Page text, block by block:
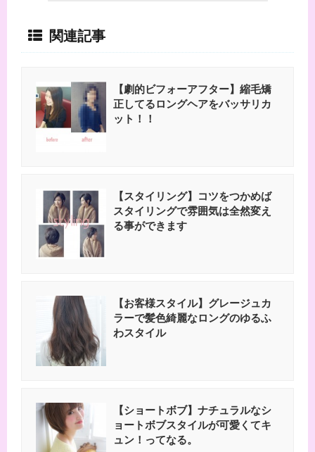
関連記事
【劇的ビフォーアフター】縮毛矯
正してるロングヘアをバッサリカ
ット！！
【スタイリング】コツをつかめば
スタイリングで雰囲気は全然変え
る事ができます
【お客様スタイル】グレージュカ
ラーで髪色綺麗なロングのゆるふ
わスタイル
【ショートボブ】ナチュラルなシ
ョートボブスタイルが可愛くてキ
ュン！ってなる。